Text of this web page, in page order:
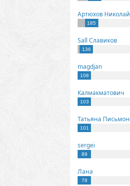
Артюхов Николай
185
Sall Славиков
136
magdjan
108
Калмакматович
103
101
sergei
89
Лана
78